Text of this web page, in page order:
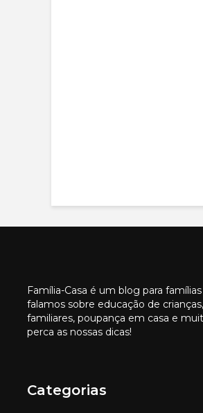
Família-Casa é um blog para
falamos sobre educação de
familiares, poupança em casa e
perca as nossas dicas!
Categorias